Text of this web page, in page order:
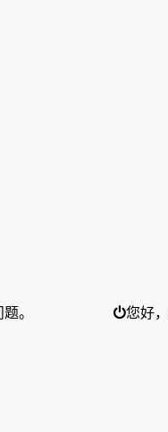
您好
。